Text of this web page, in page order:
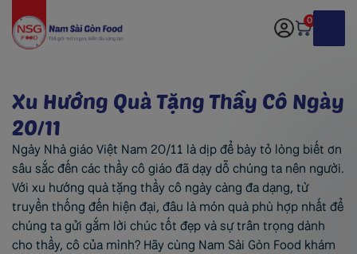
0
Xu Hướng Quà Tặng Thầy Cô Ngày
20/11
Ngày Nhà giáo Việt Nam 20/11 là dịp để bày tỏ lòng biết ơn
sâu sắc đến các thầy cô giáo đã dạy dỗ chúng ta nên người.
Với xu hướng quà tặng thầy cô ngày càng đa dạng, từ
truyền thống đến hiện đại, đâu là món quà phù hợp nhất để
chúng ta gửi gắm lời chúc tốt đẹp và sự trân trọng dành
cho thầy, cô của mình? Hãy cùng Nam Sài Gòn Food khám